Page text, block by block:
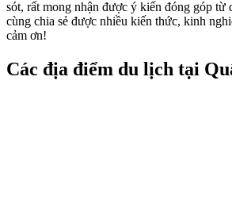
sót, rất mong nhận được ý kiến đóng góp từ
cùng chia sẻ được nhiều kiến thức, kinh
cảm ơn!
Các địa điểm du lịch tại